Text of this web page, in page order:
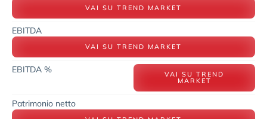
VAI SU TREND MARKET
EBITDA
VAI SU TREND MARKET
EBITDA % VAI SU TREND
MARKET
Patrimonio netto